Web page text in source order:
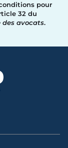
pour
32 du
des avocats.
Barreau